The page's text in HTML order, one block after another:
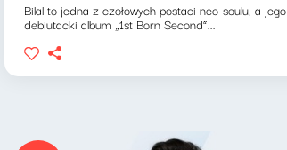
Bilal to jedna z czołowych postaci neo-soulu, a jego
debiutacki album „1st Born Second”...